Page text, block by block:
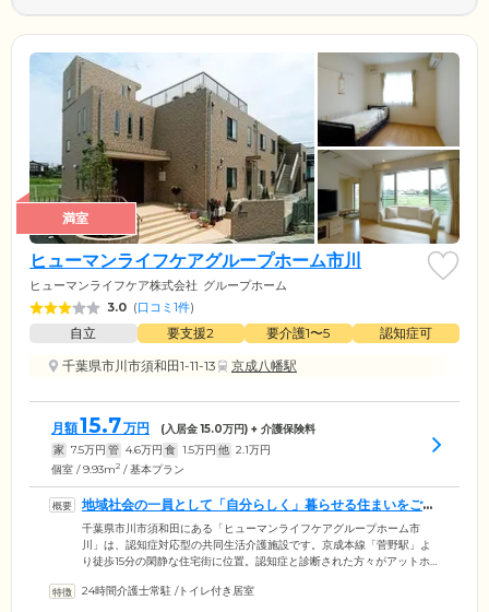
満室
ヒューマンライフケアグループホーム市川
ヒューマンライフケア株式会社 グループホーム
3.0 (口コミ1件)
自立 要支援2 要介護1〜5
認知症可
千葉県市川市須和田1-11-13
京成八幡駅
月額15.7万円 (入居金15.0万円) + 介護保険料
家 7.5万円 管 4.6万円 食 1.5万円 他 2.1万円
個室 / 9.93m2 / 基本プラン
地域社会の一員として「自分らしく」暮らせる住まいをご提
供しています
千葉県市川市須和田にある「ヒューマンライフケアグループホーム市
川」は、認知症対応型の共同生活介護施設です。京成本線「菅野駅」よ
り徒歩15分の閑静な住宅街に位置。認知症と診断された方々がアットホ
がお一人おひとりの日常生活をサポートしています。1グループ9名、合
24時間介護士常駐 /トイレ付き居室